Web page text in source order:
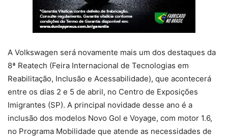
A Volkswagen será novamente mais um dos destaques da
8ª Reatech (Feira Internacional de Tecnologias em
Reabilitação, Inclusão e Acessabilidade), que acontecerá
entre os dias 2 e 5 de abril, no Centro de Exposições
Imigrantes (SP). A principal novidade desse ano é a
inclusão dos modelos Novo Gol e Voyage, com motor 1.6,
no Programa Mobilidade que atende as necessidades de